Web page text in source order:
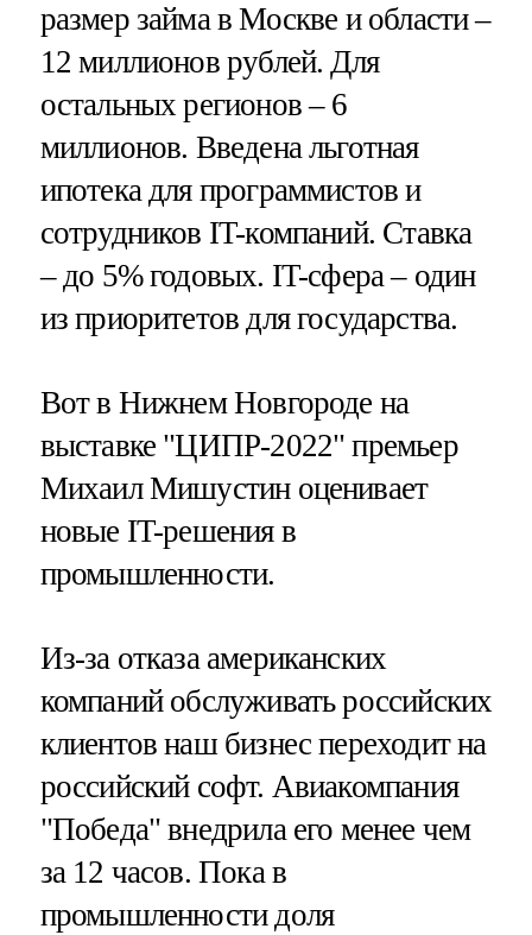
размер займа в Москве и области –
12 миллионов рублей. Для
остальных регионов – 6
миллионов. Введена льготная
ипотека для программистов и
сотрудников IT-компаний. Ставка
– до 5% годовых. IT-сфера – один
из приоритетов для государства.
Вот в Нижнем Новгороде на
выставке "ЦИПР-2022" премьер
Михаил Мишустин оценивает
новые IT-решения в
промышленности.
Из-за отказа американских
компаний обслуживать российских
клиентов наш бизнес переходит на
российский софт. Авиакомпания
"Победа" внедрила его менее чем
за 12 часов. Пока в
промышленности доля